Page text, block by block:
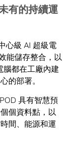
有的持續運
心級 AI 超級電
能儲存整合，以
腦都在工廠內建
的部署。
具有智慧預
個資料點，以
間、能源和運